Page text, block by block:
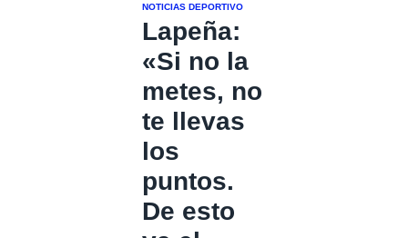
NOTICIAS DEPORTIVO
Lapeña:
«Si no la
metes, no
te llevas
los
puntos.
De esto